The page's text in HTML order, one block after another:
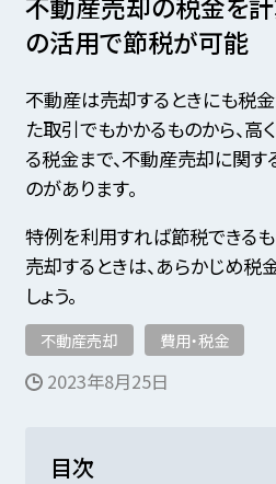
の活用で節税が可能
不動産は売却するときにも税金
た取引でもかかるものから、高
る税金まで、不動産売却に関
のがあります。
特例を利用すれば節税できる
売却するときは、あらかじめ税
しょう。
不動産売却 費用・税金
2023年8月25日
目次